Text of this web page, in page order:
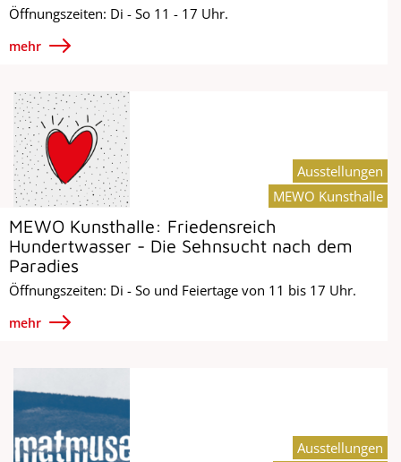
Öffnungszeiten: Di - So 11 - 17 Uhr.
mehr
MEWO Kunsthalle: Friedensreich
Hundertwasser - Die Sehnsucht nach dem
Paradies
Öffnungszeiten: Di - So und Feiertage von 11 bis 17 Uhr.
mehr
Ausstellungen
MEWO Kunsthalle
Ausstellungen